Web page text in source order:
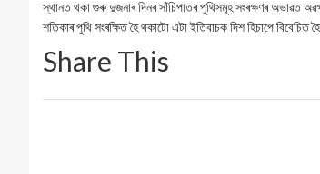
স্থানত থকা গুৰু দুজনাৰ দিনৰ সাঁচিপাতৰ পুথিসমূহ সংৰক্ষণৰ অভাৱত
শতিকাৰ পুথি সংৰক্ষিত হৈ থকাটো এটা ইতিবাচক দিশ হিচাপে বিবেচিত
Share This